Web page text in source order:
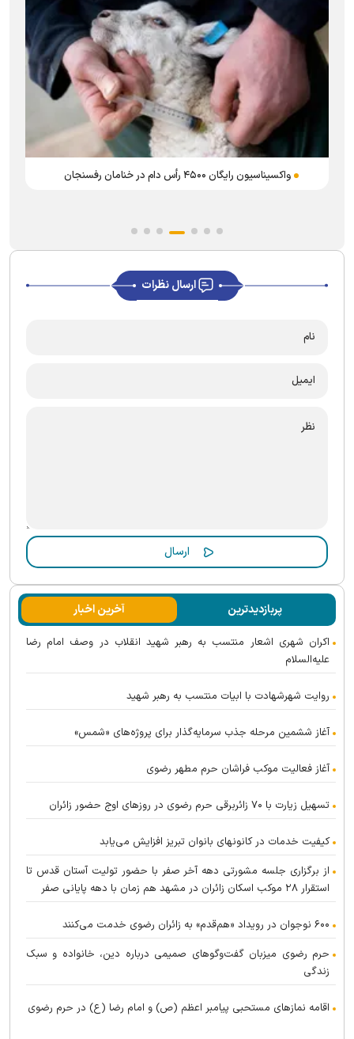
واکسیناسیون رایگان ۴۵۰۰ رأس دام در خنامان رفسنجان
ارسال نظرات
پربازدیدترین آخرین اخبار
اکران شهری اشعار منتسب به رهبر شهید انقلاب در وصف امام رضا
علیه‌السلام
روایت شهرشهادت با ابیات منتسب به رهبر شهید
آغاز ششمین مرحله جذب سرمایه‌گذار برای پروژه‌های «شمس»
آغاز فعالیت موکب فراشان حرم مطهر رضوی
تسهیل زیارت با ۷۰ زائربرقی حرم رضوی در روز‌های اوج حضور زائران
کیفیت خدمات در کانونهای بانوان تبریز افزایش می‌یابد
از برگزاری جلسه مشورتی دهه آخر صفر با حضور تولیت آستان قدس تا
استقرار ۲۸ موکب اسکان زائران در مشهد هم زمان با دهه پایانی صفر
۶۰۰ نوجوان در رویداد «هم‌قدم» به زائران رضوی خدمت می‌کنند
حرم رضوی میزبان گفت‌و‌گو‌های صمیمی درباره دین، خانواده و سبک
زندگی
اقامه نماز‌های مستحبی پیامبر اعظم (ص) و امام رضا (ع) در حرم رضوی